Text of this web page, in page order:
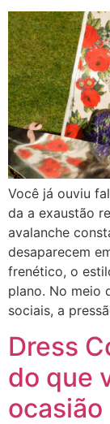
Você já ouviu
da a exaustão
avalanche
desaparecem
frenético, o
plano. No meio
sociais, a
Dress
do que
ocasião